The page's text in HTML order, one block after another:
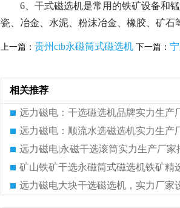
6、干式磁选机是常用的铁矿设备和
瓷、冶金、水泥、粉沫冶金、橡胶、矿石
上一篇： 贵州ctb永磁筒式磁选机 下一篇：
相关推荐